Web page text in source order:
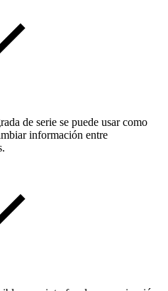
de serie se puede usar como
información entre